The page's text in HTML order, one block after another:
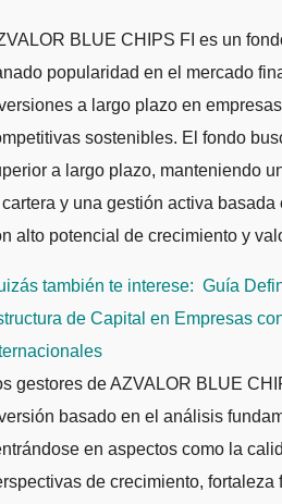
BLUE CHIPS FI es un
popularidad en el mercado
a largo plazo en
sostenibles. El fondo
a largo plazo, manteniendo
y una gestión activa
alto potencial de crecimiento y
también te interese: Guía
de Capital en Empresas
gestores de AZVALOR BLUE
basado en el análisis
en aspectos como la
de crecimiento,